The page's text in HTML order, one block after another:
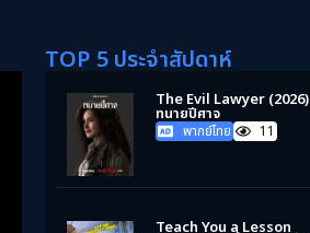
TOP 5 ประจำสัปดาห์
The Evil Lawyer (2026)
ทนายปีศาจ
พากย์ไทย 11
Teach You a Lesson